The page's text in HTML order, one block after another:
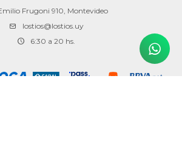
Frugoni 910, Montevideo
lostios@lostios.uy
6:30 a 20 hs.